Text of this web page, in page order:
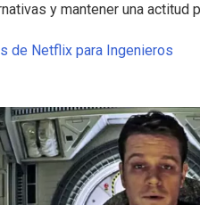
y mantener una actitud
de Netflix para Ingenieros